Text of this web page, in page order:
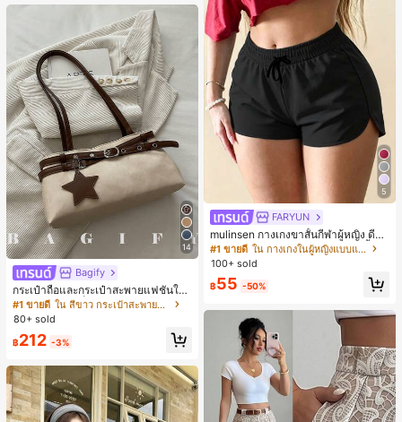
14
Bagify
กระเป๋าถือและกระเป๋าสะพายแฟชั่นให
ม่ ตกแต่งด้วยเข็มขัด เหมาะสำหรับงาน
ปาร์ตี้ การรวมตัว การออกไปข้างนอก ก
ประจำวัน สามารถเก็บเหรียญ โทรศัพท์
านออฟฟิศ นักศึกษามหาวิทยาลัย และ
พนักงานออฟฟิศ กระเป๋าผู้หญิงที่หรูหรา
#1 ขายดี
ใน สีขาว กระเป๋าสะพายผู้หญิง
80+ sold
฿212 -3%
5
FARYUN
mulinsen กางเกงขาสั้นกีฬาผู้หญิง ดีไซ
น์ปลายเปิด เอวยืดหยุ่น กางเกงขาสั้น
ลำลองกีฬาฤดูร้อน ความยาว 3/4
#1 ขายดี
ใน กางเกงในผู้หญิงแบบแอคทีฟ
100+ sold
฿55 -50%